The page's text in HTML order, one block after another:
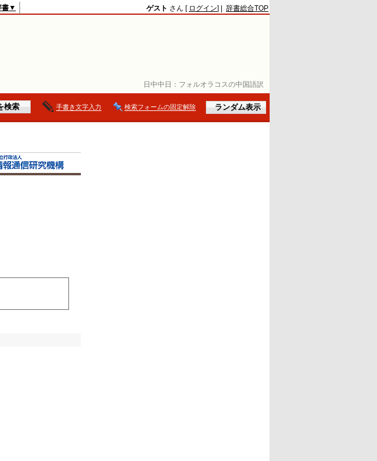
日中中日： フォルオラコスの中国語訳
書▼ ゲスト さん [ ログイン] | 辞書総合TOP
手書き文字入力 検索フォームの固定解除